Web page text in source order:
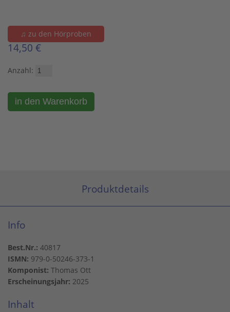
♫ zu den Hörproben
14,50 €
Anzahl:
Produktdetails
Info
Best.Nr.: 40817
ISMN: 979-0-50246-373-1
Komponist: Thomas Ott
Erscheinungsjahr: 2025
Inhalt